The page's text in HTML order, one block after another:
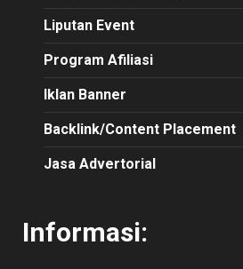
Liputan Event
Program Afiliasi
Iklan Banner
Backlink/Content Placement
Jasa Advertorial
Informasi: